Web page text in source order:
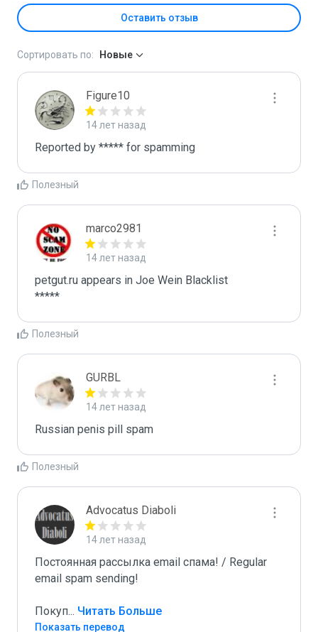
Оставить отзыв
Сортировать по: Новые
Figure10
14 лет назад
Reported by ***** for spamming
Полезный
marco2981
14 лет назад
petgut.ru appears in Joe Wein Blacklist
*****
Полезный
GURBL
14 лет назад
Russian penis pill spam
Полезный
Advocatus Diaboli
14 лет назад
Постоянная рассылка email спама! / Regular
email spam sending!
Покуп... Читать Больше
Показать перевод